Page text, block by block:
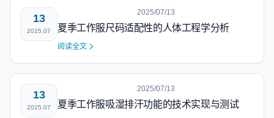
13
2025.07
2025/07/13
夏季工作服尺码适配性的人体工程学分析
阅读全文
13
2025.07
2025/07/13
夏季工作服吸湿排汗功能的技术实现与测试